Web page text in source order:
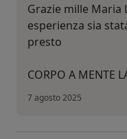
Grazie mille Maria
esperienza sia
presto
CORPO A MENTE
7 agosto 2025